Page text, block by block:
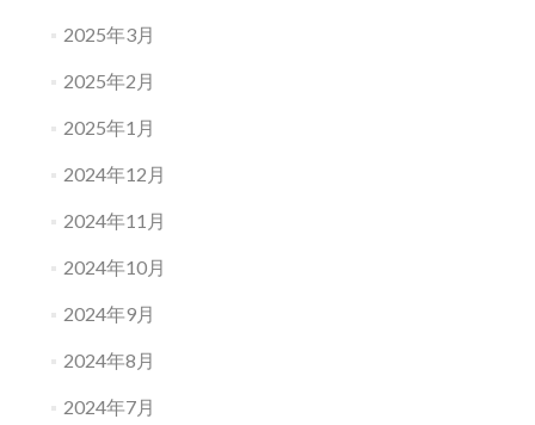
2025年3月
2025年2月
2025年1月
2024年12月
2024年11月
2024年10月
2024年9月
2024年8月
2024年7月